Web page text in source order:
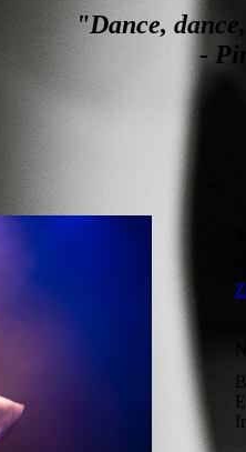
"Dance,
-